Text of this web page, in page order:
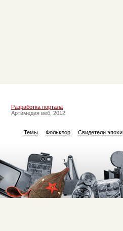
Разработка портала
Артимедия веб, 2012
Темы Фольклор Свидетели эпохи